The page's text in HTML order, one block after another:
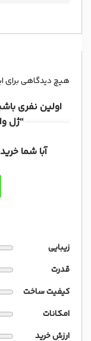
هیچ دیدگاهی
اولین نفری
“ژل
آبا شما
زیبایی
قدرت
کیفیت ساخت
امکانات
ارزش خرید